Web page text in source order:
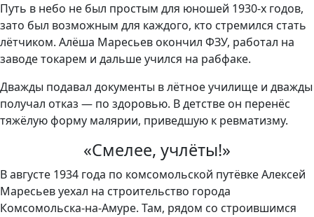
Путь в небо не был простым для юношей 1930-х годов,
зато был возможным для каждого, кто стремился стать
лётчиком. Алёша Маресьев окончил ФЗУ, работал на
заводе токарем и дальше учился на рабфаке.
Дважды подавал документы в лётное училище и дважды
получал отказ — по здоровью. В детстве он перенёс
тяжёлую форму малярии, приведшую к ревматизму.
«Смелее, учлёты!»
В августе 1934 года по комсомольской путёвке Алексей
Маресьев уехал на строительство города
Комсомольска-на-Амуре. Там, рядом со строившимся